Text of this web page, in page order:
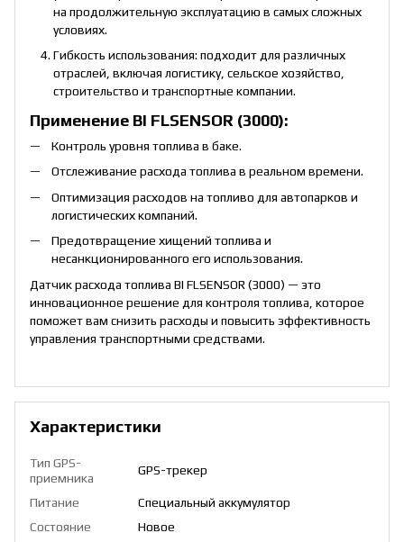
на продолжительную эксплуатацию в самых сложных
условиях.
Гибкость использования: подходит для различных
отраслей, включая логистику, сельское хозяйство,
строительство и транспортные компании.
Применение BI FLSENSOR (3000):
Контроль уровня топлива в баке.
Отслеживание расхода топлива в реальном времени.
Оптимизация расходов на топливо для автопарков и
логистических компаний.
Предотвращение хищений топлива и
несанкционированного его использования.
Датчик расхода топлива BI FLSENSOR (3000) — это
инновационное решение для контроля топлива, которое
поможет вам снизить расходы и повысить эффективность
управления транспортными средствами.
Характеристики
Тип GPS-
приемника
GPS-трекер
Питание
Специальный аккумулятор
Состояние
Новое